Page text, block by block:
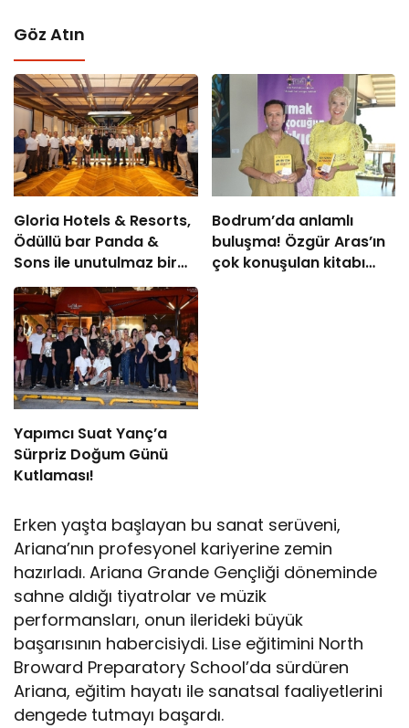
Göz Atın
Gloria Hotels & Resorts,
Ödüllü bar Panda &
Sons ile unutulmaz bir
Miksoloji Gecesine İmza
Attı
Bodrum’da anlamlı
buluşma! Özgür Aras’ın
çok konuşulan kitabı
Yapımcı Suat Yanç’a
Sürpriz Doğum Günü
Kutlaması!
Erken yaşta başlayan bu sanat serüveni,
Ariana’nın profesyonel kariyerine zemin
hazırladı. Ariana Grande Gençliği döneminde
sahne aldığı tiyatrolar ve müzik
performansları, onun ilerideki büyük
başarısının habercisiydi. Lise eğitimini North
Broward Preparatory School’da sürdüren
Ariana, eğitim hayatı ile sanatsal faaliyetlerini
dengede tutmayı başardı.